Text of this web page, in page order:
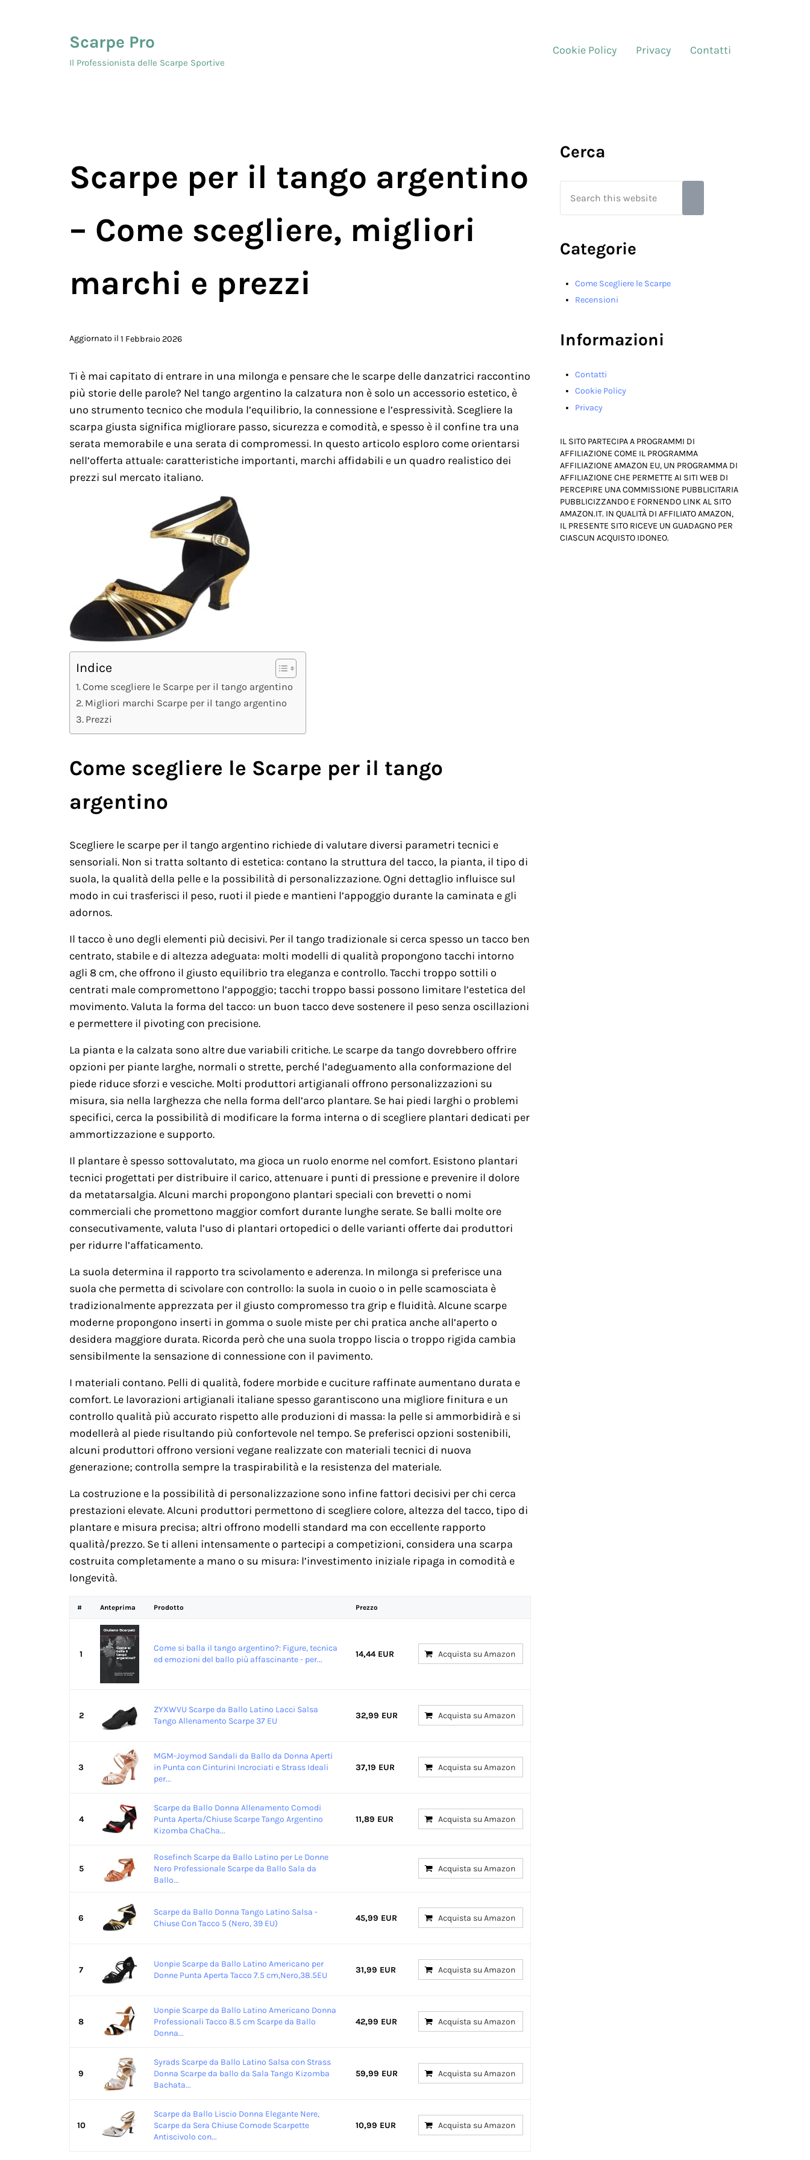
Scarpe Pro
Il Professionista delle Scarpe Sportive
Cookie Policy Privacy Contatti
Scarpe per il tango argentino​
– Come scegliere, migliori
marchi e prezzi
Aggiornato il 1 Febbraio 2026
Ti è mai capitato di entrare in una milonga e pensare che le scarpe delle danzatrici raccontino
più storie delle parole? Nel tango argentino la calzatura non è solo un accessorio estetico, è
uno strumento tecnico che modula l’equilibrio, la connessione e l’espressività. Scegliere la
scarpa giusta significa migliorare passo, sicurezza e comodità, e spesso è il confine tra una
serata memorabile e una serata di compromessi. In questo articolo esploro come orientarsi
nell’offerta attuale: caratteristiche importanti, marchi affidabili e un quadro realistico dei
prezzi sul mercato italiano.
Indice
Come scegliere le Scarpe per il tango argentino
Migliori marchi Scarpe per il tango argentino
Prezzi
Come scegliere le Scarpe per il tango
argentino
Scegliere le scarpe per il tango argentino richiede di valutare diversi parametri tecnici e
sensoriali. Non si tratta soltanto di estetica: contano la struttura del tacco, la pianta, il tipo di
suola, la qualità della pelle e la possibilità di personalizzazione. Ogni dettaglio influisce sul
modo in cui trasferisci il peso, ruoti il piede e mantieni l’appoggio durante la caminata e gli
adornos.
Il tacco è uno degli elementi più decisivi. Per il tango tradizionale si cerca spesso un tacco ben
centrato, stabile e di altezza adeguata: molti modelli di qualità propongono tacchi intorno
agli 8 cm, che offrono il giusto equilibrio tra eleganza e controllo. Tacchi troppo sottili o
centrati male compromettono l’appoggio; tacchi troppo bassi possono limitare l’estetica del
movimento. Valuta la forma del tacco: un buon tacco deve sostenere il peso senza oscillazioni
e permettere il pivoting con precisione.
La pianta e la calzata sono altre due variabili critiche. Le scarpe da tango dovrebbero offrire
opzioni per piante larghe, normali o strette, perché l’adeguamento alla conformazione del
piede riduce sforzi e vesciche. Molti produttori artigianali offrono personalizzazioni su
misura, sia nella larghezza che nella forma dell’arco plantare. Se hai piedi larghi o problemi
specifici, cerca la possibilità di modificare la forma interna o di scegliere plantari dedicati per
ammortizzazione e supporto.
Il plantare è spesso sottovalutato, ma gioca un ruolo enorme nel comfort. Esistono plantari
tecnici progettati per distribuire il carico, attenuare i punti di pressione e prevenire il dolore
da metatarsalgia. Alcuni marchi propongono plantari speciali con brevetti o nomi
commerciali che promettono maggior comfort durante lunghe serate. Se balli molte ore
consecutivamente, valuta l’uso di plantari ortopedici o delle varianti offerte dai produttori
per ridurre l’affaticamento.
La suola determina il rapporto tra scivolamento e aderenza. In milonga si preferisce una
suola che permetta di scivolare con controllo: la suola in cuoio o in pelle scamosciata è
tradizionalmente apprezzata per il giusto compromesso tra grip e fluidità. Alcune scarpe
moderne propongono inserti in gomma o suole miste per chi pratica anche all’aperto o
desidera maggiore durata. Ricorda però che una suola troppo liscia o troppo rigida cambia
sensibilmente la sensazione di connessione con il pavimento.
I materiali contano. Pelli di qualità, fodere morbide e cuciture raffinate aumentano durata e
comfort. Le lavorazioni artigianali italiane spesso garantiscono una migliore finitura e un
controllo qualità più accurato rispetto alle produzioni di massa: la pelle si ammorbidirà e si
modellerà al piede risultando più confortevole nel tempo. Se preferisci opzioni sostenibili,
alcuni produttori offrono versioni vegane realizzate con materiali tecnici di nuova
generazione; controlla sempre la traspirabilità e la resistenza del materiale.
La costruzione e la possibilità di personalizzazione sono infine fattori decisivi per chi cerca
prestazioni elevate. Alcuni produttori permettono di scegliere colore, altezza del tacco, tipo di
plantare e misura precisa; altri offrono modelli standard ma con eccellente rapporto
qualità/prezzo. Se ti alleni intensamente o partecipi a competizioni, considera una scarpa
costruita completamente a mano o su misura: l’investimento iniziale ripaga in comodità e
longevità.
# Anteprima Prodotto Prezzo
1
Come si balla il tango argentino?: Figure, tecnica
ed emozioni del ballo più affascinante - per...
14,44 EUR Acquista su Amazon
2
ZYXWVU Scarpe da Ballo Latino Lacci Salsa
Tango Allenamento Scarpe 37 EU
32,99 EUR Acquista su Amazon
3
MGM-Joymod Sandali da Ballo da Donna Aperti
in Punta con Cinturini Incrociati e Strass Ideali
per...
37,19 EUR Acquista su Amazon
4
Scarpe da Ballo Donna Allenamento Comodi
Punta Aperta/Chiuse Scarpe Tango Argentino
Kizomba ChaCha...
11,89 EUR Acquista su Amazon
5
Rosefinch Scarpe da Ballo Latino per Le Donne
Nero Professionale Scarpe da Ballo Sala da
Ballo...
Acquista su Amazon
6
Scarpe da Ballo Donna Tango Latino Salsa -
Chiuse Con Tacco 5 (Nero, 39 EU)
45,99 EUR Acquista su Amazon
7
Uonpie Scarpe da Ballo Latino Americano per
Donne Punta Aperta Tacco 7.5 cm,Nero,38.5EU
31,99 EUR Acquista su Amazon
8
Uonpie Scarpe da Ballo Latino Americano Donna
Professionali Tacco 8.5 cm Scarpe da Ballo
Donna...
42,99 EUR Acquista su Amazon
9
Syrads Scarpe da Ballo Latino Salsa con Strass
Donna Scarpe da ballo da Sala Tango Kizomba
Bachata...
59,99 EUR Acquista su Amazon
10
Scarpe da Ballo Liscio Donna Elegante Nere,
Scarpe da Sera Chiuse Comode Scarpette
Antiscivolo con...
10,99 EUR Acquista su Amazon
Cerca
Categorie
Come Scegliere le Scarpe
Recensioni
Informazioni
Contatti
Cookie Policy
Privacy
IL SITO PARTECIPA A PROGRAMMI DI
AFFILIAZIONE COME IL PROGRAMMA
AFFILIAZIONE AMAZON EU, UN PROGRAMMA DI
AFFILIAZIONE CHE PERMETTE AI SITI WEB DI
PERCEPIRE UNA COMMISSIONE PUBBLICITARIA
PUBBLICIZZANDO E FORNENDO LINK AL SITO
AMAZON.IT. IN QUALITÀ DI AFFILIATO AMAZON,
IL PRESENTE SITO RICEVE UN GUADAGNO PER
CIASCUN ACQUISTO IDONEO.